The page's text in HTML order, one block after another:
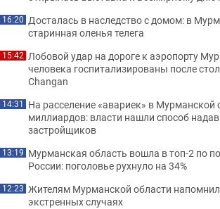
16:20 Досталась в наследство с домом: в
старинная оленья телега
15:42 Лобовой удар на дороге к аэропорту
человека госпитализированы после
Changan
14:31 На расселение «авариек» в Мурманской
миллиардов: власти нашли способ
застройщиков
13:19 Мурманская область вошла в топ-2 по
России: поголовье рухнуло на 34%
12:23 Жителям Мурманской области
экстренных случаях